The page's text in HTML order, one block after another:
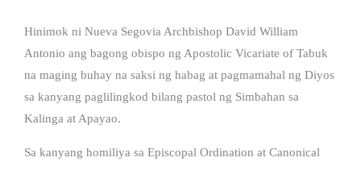
Hinimok ni Nueva Segovia Archbishop David William
Antonio ang bagong obispo ng Apostolic Vicariate of Tabuk
na maging buhay na saksi ng habag at pagmamahal ng Diyos
sa kanyang paglilingkod bilang pastol ng Simbahan sa
Kalinga at Apayao.
Sa kanyang homiliya sa Episcopal Ordination at Canonical